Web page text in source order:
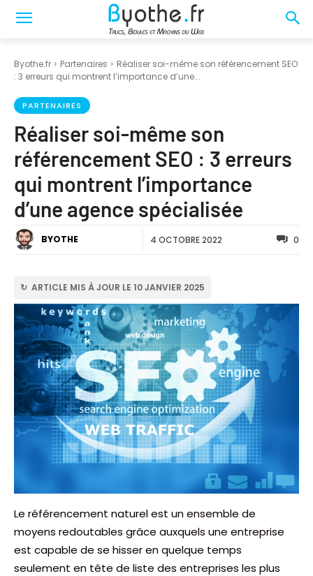
Byothe.fr Partenaires
Réaliser soi-même son référencement SEO
: 3 erreurs qui montrent l’importance d’une...
PARTENAIRES
Réaliser soi-même son
référencement SEO : 3 erreurs
qui montrent l’importance
d’une agence spécialisée
BYOTHE 4 OCTOBRE 2022 0
↻ ARTICLE MIS À JOUR LE 10 JANVIER 2025
Le référencement naturel est un ensemble de
moyens redoutables grâce auxquels une entreprise
est capable de se hisser en quelque temps
seulement en tête de liste des entreprises les plus